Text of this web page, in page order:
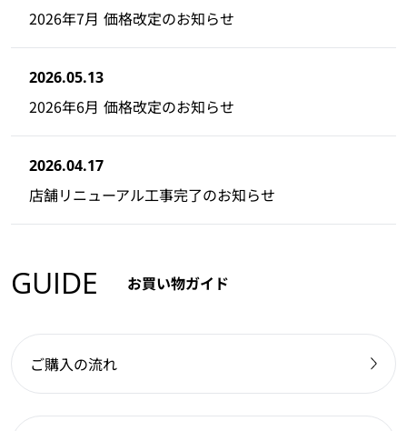
2026年7月 価格改定のお知らせ
2026.05.13
2026年6月 価格改定のお知らせ
2026.04.17
店舗リニューアル工事完了のお知らせ
GUIDE お買い物ガイド
ご購入の流れ